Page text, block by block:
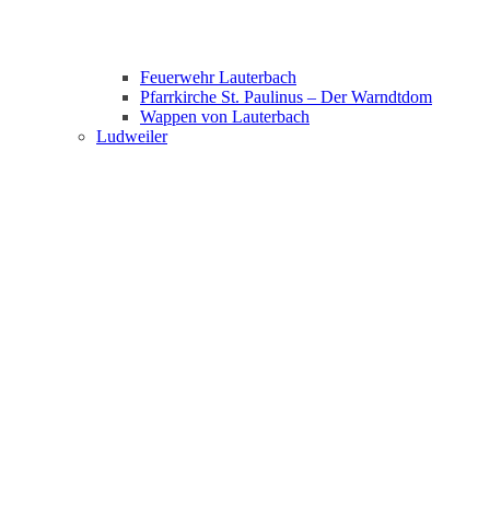
Feuerwehr Lauterbach
Pfarrkirche St. Paulinus – Der Warndtdom
Wappen von Lauterbach
Ludweiler